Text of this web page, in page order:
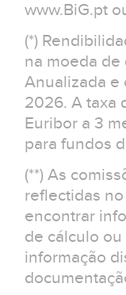
www.BiG.pt
(*)
na moeda
Anualizada e
2026. A taxa
Euribor a 3
para fundos
(**) As
reflectidas
encontrar
de cálculo
informação